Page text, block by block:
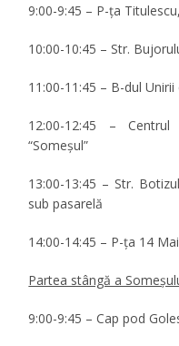
9:00-9:45 – P-ța
10:00-10:45 – Str.
11:00-11:45 – B-dul
12:00-12:45 – Centrul
“Someșul”
13:00-13:45 – Str.
sub pasarelă
14:00-14:45 – P-ța 14
Partea stângă a
9:00-9:45 – Cap pod